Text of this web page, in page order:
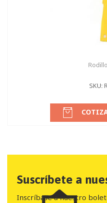
SKU:
Suscríbete a
Inscríbase a nuestro